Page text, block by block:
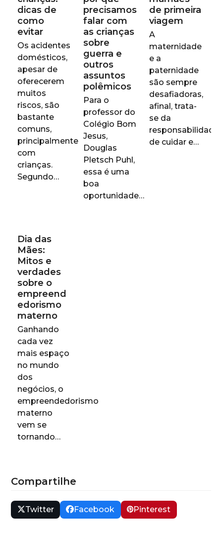
dicas de
como
evitar
Os acidentes
domésticos,
apesar de
oferecerem
muitos
riscos, são
bastante
comuns,
principalmente
com
crianças.
Segundo…
precisamos
falar com
as crianças
sobre
guerra e
outros
assuntos
polêmicos
Para o
professor do
Colégio Bom
Jesus,
Douglas
Pletsch Puhl,
essa é uma
boa
oportunidade…
de primeira
viagem
A
maternidade
e a
paternidade
são sempre
desafiadoras,
afinal, trata-
se da
responsabilidade
de cuidar e…
Dia das
Mães:
Mitos e
verdades
sobre o
empreend
edorismo
materno
Ganhando
cada vez
mais espaço
no mundo
dos
negócios, o
empreendedorismo
materno
vem se
tornando…
Compartilhe
Twitter Facebook Pinterest